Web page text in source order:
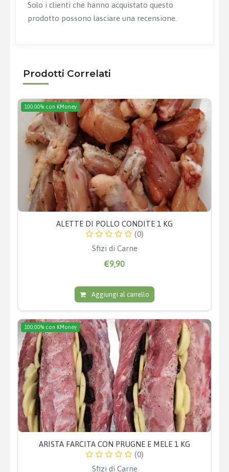
Solo i clienti che hanno acquistato questo
prodotto possono lasciare una recensione.
Prodotti Correlati
100.00% con KMoney
ALETTE DI POLLO CONDITE 1 KG
(0)
Sfizi di Carne
€9,90
Aggiungi al carrello
100.00% con KMoney
ARISTA FARCITA CON PRUGNE E MELE 1 KG
(0)
Sfizi di Carne